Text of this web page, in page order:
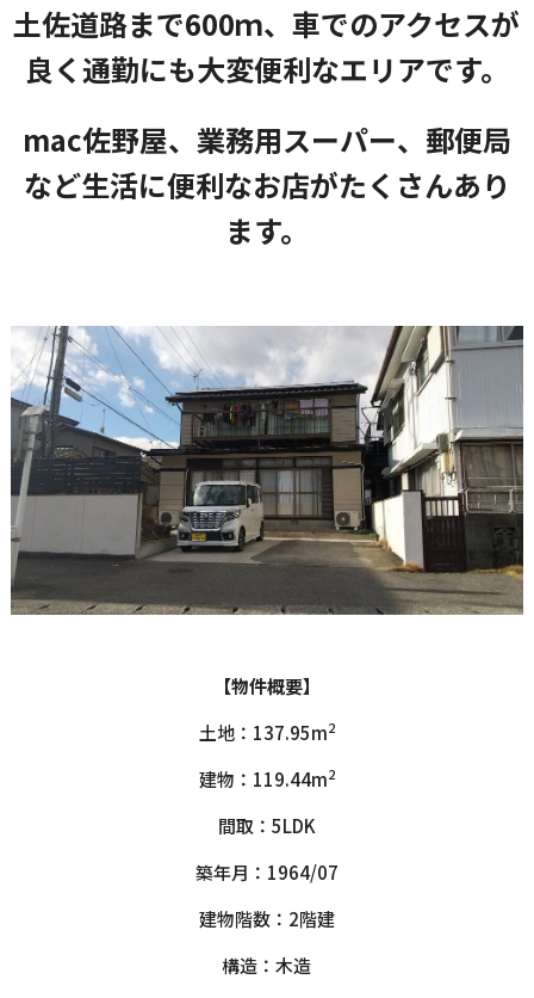
土佐道路まで600ｍ、車でのアクセスが
良く通勤にも大変便利なエリアです。
mac佐野屋、業務用スーパー、郵便局
など生活に便利なお店がたくさんあり
ます。
【物件概要】
土地：137.95m2
建物：119.44m2
間取：5LDK
築年月：1964/07
建物階数：2階建
構造：木造